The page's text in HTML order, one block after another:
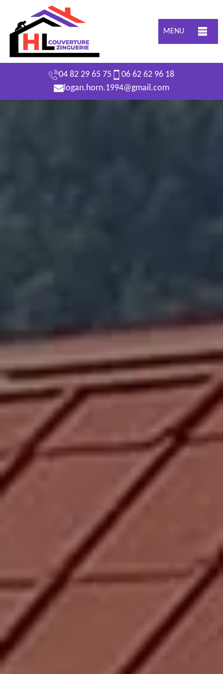
MENU
04 82 29 65 75
06 62 62 96 18
logan.horn.1994@gmail.com